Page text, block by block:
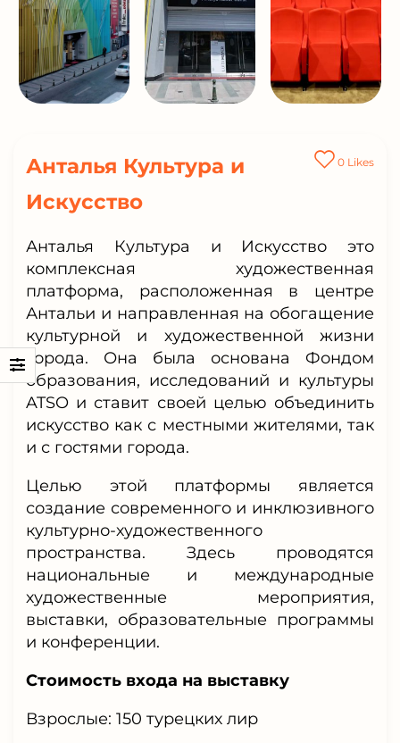
0 Likes
Анталья Культура и
Искусство
Анталья Культура и Искусство это
комплексная художественная
платформа, расположенная в центре
Антальи и направленная на обогащение
культурной и художественной жизни
города. Она была основана Фондом
образования, исследований и культуры
ATSO и ставит своей целью объединить
искусство как с местными жителями, так
и с гостями города.
Целью этой платформы является
создание современного и инклюзивного
культурно-художественного
пространства. Здесь проводятся
национальные и международные
художественные мероприятия,
выставки, образовательные программы
и конференции.
Стоимость входа на выставку
Взрослые: 150 турецких лир